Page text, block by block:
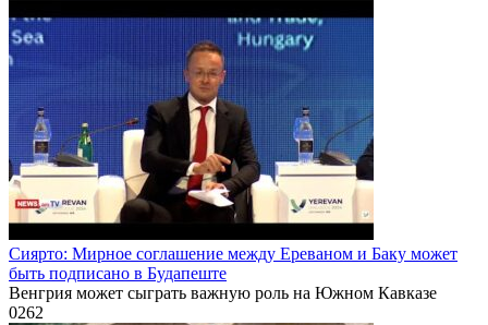
Сиярто: Мирное соглашение между Ереваном и Баку может
быть подписано в Будапеште
Венгрия может сыграть важную роль на Южном Кавказе
0262